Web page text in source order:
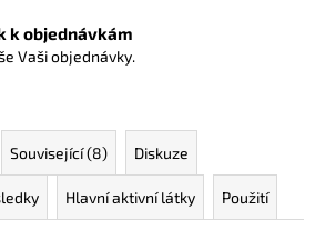
k objednávkám
Vaši objednávky.
Související (8) Diskuze
Hlavní aktivní látky Použití